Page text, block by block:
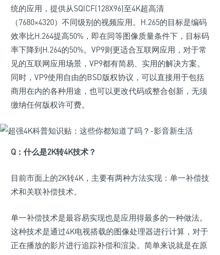
统的应用，提供从SQICF(128X96)至4K超高清
（7680×4320）不同级别的视频应用。H.265的目标是编码
效率比H.264提高50%，即在同等图像质量条件下，目标码
率下降到H.264的50%。VP9则更适合互联网应用，对于常
见的互联网应用场景，VP9都有简易、实用的解决方案。
同时，VP9使用自由的BSD版权协议，可以直接用于包括
商用在内的各种用途，也可以更改代码或整合创新，无须
缴纳任何版权许可费。
Q： 什么是2K转4K技术？
目前市面上的2K转4K，主要有两种方法实现：单一补偿技
术和关联补偿技术。
单一补偿技术是最容易实现也是应用得最多的一种做法。
这种技术是通过4K电视搭载的图像处理器进行计算，对于
正在播放的影片进行追踪补偿和渲染。简单来说就是在原